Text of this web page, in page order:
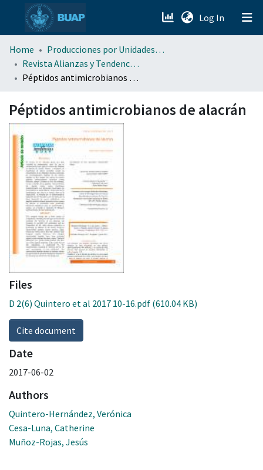
Log In (current)
menu.section.about_menu
All of DSpace
Home
Producciones por Unidades Académicas
Revista Alianzas y Tendencias BUAP (AyTBUAP)
Péptidos antimicrobianos de alacrán
Péptidos antimicrobianos de alacrán
Files
D 2(6) Quintero et al 2017 10-16.pdf (610.04 KB)
Cite document
Date
2017-06-02
Authors
Quintero-Hernández, Verónica
Cesa-Luna, Catherine
Muñoz-Rojas, Jesús